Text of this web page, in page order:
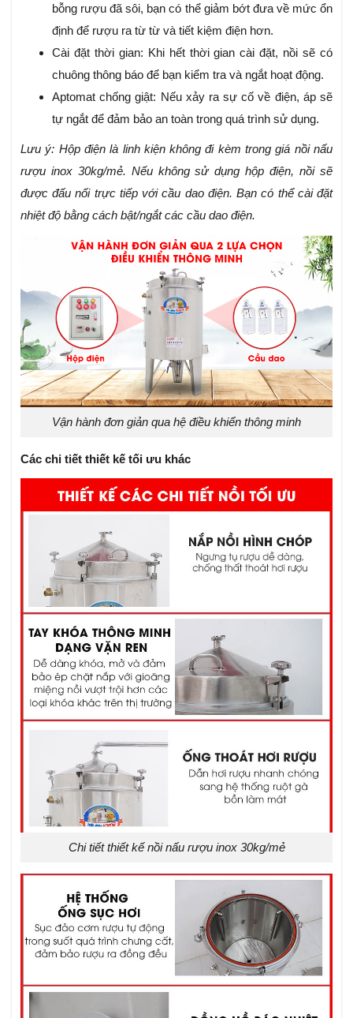
bỗng rượu đã sôi, bạn có thể giảm bớt đưa về mức ổn
định để rượu ra từ từ và tiết kiệm điện hơn.
Cài đặt thời gian: Khi hết thời gian cài đặt, nồi sẽ có
chuông thông báo để bạn kiểm tra và ngắt hoạt động.
Aptomat chống giật: Nếu xảy ra sự cố về điện, áp sẽ
tự ngắt để đảm bảo an toàn trong quá trình sử dụng.
Lưu ý: Hộp điện là linh kiện không đi kèm trong giá nồi nấu
rượu inox 30kg/mẻ. Nếu không sử dụng hộp điện, nồi sẽ
được đấu nối trực tiếp với cầu dao điện. Bạn có thể cài đặt
nhiệt độ bằng cách bật/ngắt các cầu dao điện.
Vận hành đơn giản qua hệ điều khiển thông minh
Các chi tiết thiết kế tối ưu khác
Chi tiết thiết kế nồi nấu rượu inox 30kg/mẻ